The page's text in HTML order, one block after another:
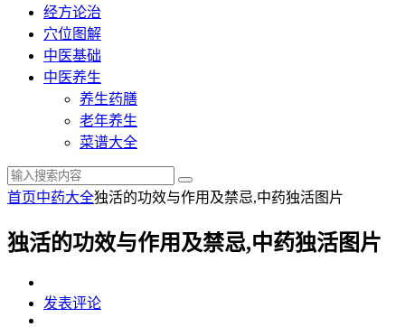
经方论治
穴位图解
中医基础
中医养生
养生药膳
老年养生
菜谱大全
首页中药大全独活的功效与作用及禁忌,中药独活图片
独活的功效与作用及禁忌,中药独活图片
发表评论